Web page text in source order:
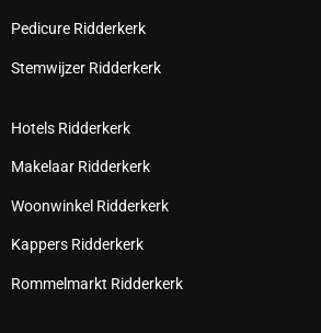
Pedicure Ridderkerk
Stemwijzer Ridderkerk
Hotels Ridderkerk
Makelaar Ridderkerk
Woonwinkel Ridderkerk
Kappers Ridderkerk
Rommelmarkt Ridderkerk